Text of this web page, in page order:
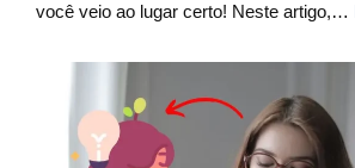
você veio ao lugar certo! Neste artigo,…